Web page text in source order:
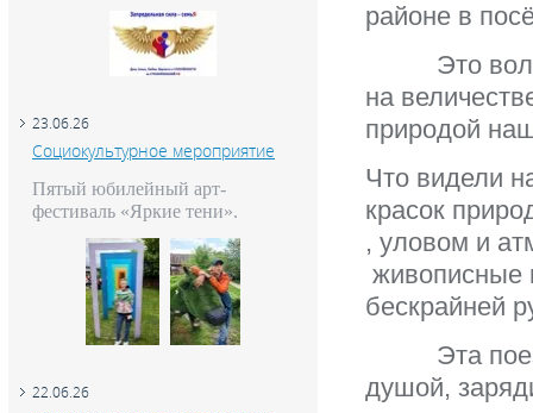
районе в
Это
на
природой
Что видели
красок
, уловом и
живописные
бескрайней
Эта
душой,
23.06.26
Социокультурное мероприятие
Пятый юбилейный арт-
фестиваль «Яркие тени».
22.06.26